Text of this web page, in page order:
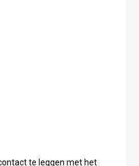
te leggen met het